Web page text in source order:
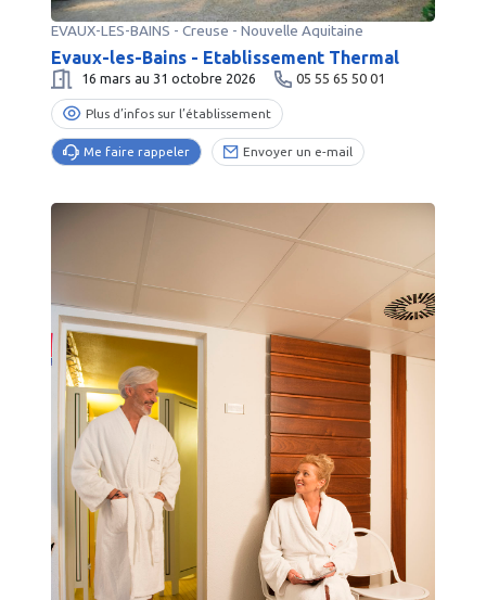
EVAUX-LES-BAINS - Creuse - Nouvelle Aquitaine
Evaux-les-Bains - Etablissement Thermal
16 mars au 31 octobre 2026 05 55 65 50 01
Plus d’infos sur l’établissement
Me faire rappeler Envoyer un e-mail